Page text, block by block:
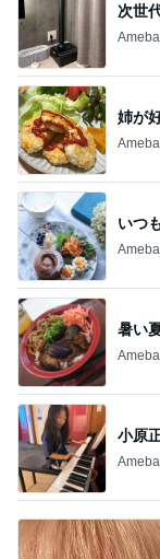
次世
姉が
いつ
暑い
小原